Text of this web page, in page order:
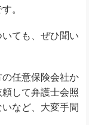
。
ても、ぜひ聞い
任意保険会社か
して弁護士会照
など、大変手間